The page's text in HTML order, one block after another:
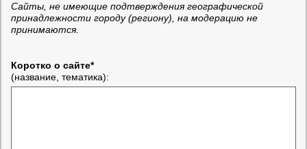
Сайты, не имеющие подтверждения географической
принадлежности городу (региону), на модерацию не
принимаются.
Коротко о сайте*
(название, тематика):